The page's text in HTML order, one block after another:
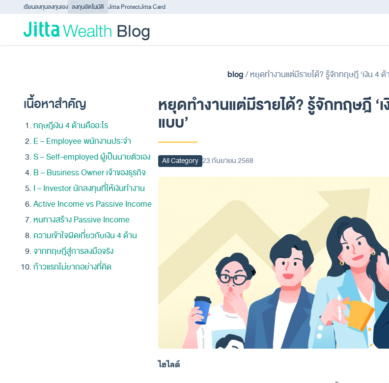
Skip to content - ข้ามไปที่เนื้อหา
เรียนลงทุนลงทุนเอง ลงทุนอัตโนมัติ Jitta ProtectJitta Card
Blog
blog/หยุดทำงานแต่มีรายได้? รู้จักทฤษฎี ‘เงิน 4 ด้
เนื้อหาสำคัญ
ทฤษฎีเงิน 4 ด้านคืออะไร
E – Employee พนักงานประจำ
S – Self-employed ผู้เป็นนายตัวเอง
B – Business Owner เจ้าของธุรกิจ
I – Investor นักลงทุนที่ให้เงินทำงาน
Active Income vs Passive Income
หนทางสร้าง Passive Income
ความเข้าใจผิดเกี่ยวกับเงิน 4 ด้าน
จากทฤษฎีสู่การลงมือจริง
ก้าวแรกไม่ยากอย่างที่คิด
หยุดทำงานแต่มีรายได้? รู้จักทฤษฎี ‘
แบบ’
All Category 23 กันยายน 2568
ไฮไลต์